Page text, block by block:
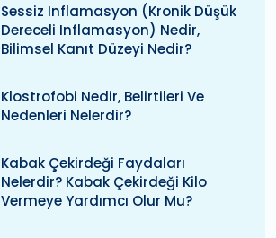
Sessiz Inflamasyon (kronik Düşük
Dereceli Inflamasyon) Nedir,
Bilimsel Kanıt Düzeyi Nedir?
Klostrofobi Nedir, Belirtileri Ve
Nedenleri Nelerdir?
Kabak Çekirdeği Faydaları
Nelerdir? Kabak Çekirdeği Kilo
Vermeye Yardımcı Olur Mu?